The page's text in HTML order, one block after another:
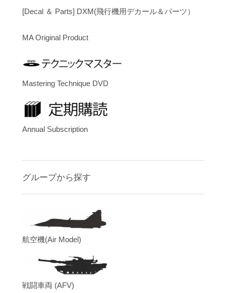
[Decal ＆ Parts] DXM(飛行機用デカール＆パーツ）
MA Original Product
Mastering Technique DVD
Annual Subscription
グループから探す
航空機(Air Model)
戦闘車両 (AFV)